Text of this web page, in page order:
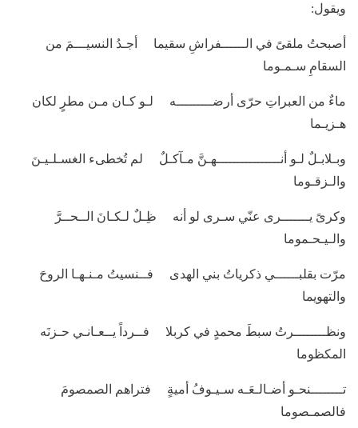
ويقول:
أصبحتُ ملقىً في الــــــفراشِ سقيما أجـدُ النسيـــمَ من
السقامِ سـمـوما
ماءٌ من العبراتِ حرّى أرضـــــــــه لـو كـان مـن مطرٍ لكان
هـزيـما
وبـلابـلٌ لـو أنــــــــــــــــهـنَّ مـآكـلٌ لم تُخطىء الغسـلـيـنَ
والـزقـوما
وكرىً يـــــــرى عنّي سـرى لو أنه ظِـلٌ لـكـانَ الــحــرَّ
والـيـحـموما
مرّت بقلبــــــي ذكرياتُ بني الهدى فــنسيتُ مـنـهـا الروحَ
والتهويما
ونظــــــــرتُ سبطَ محمدٍ في كربلا فــرداً يــعـانـي حـزنَه
المكظوما
تــــــــنحـو أضـالـعَـه سـيـوفُ أميةٍ فتراهم الصمصومَ
فالصمـصوما